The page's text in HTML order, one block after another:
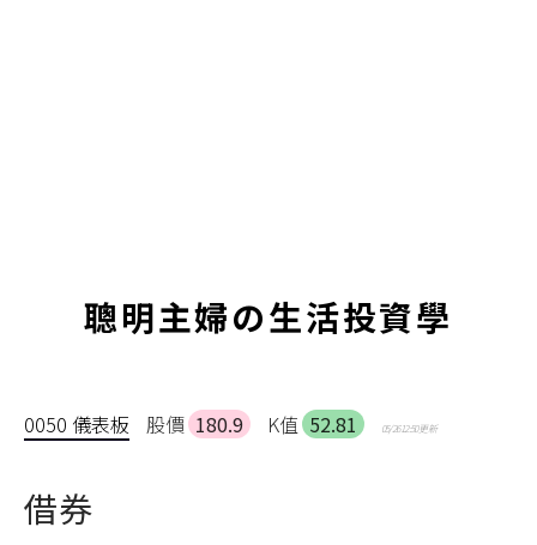
聰明主婦の生活投資學
0050 儀表板 股價 180.9 K值 52.81 05/26 12:50 更新
借券